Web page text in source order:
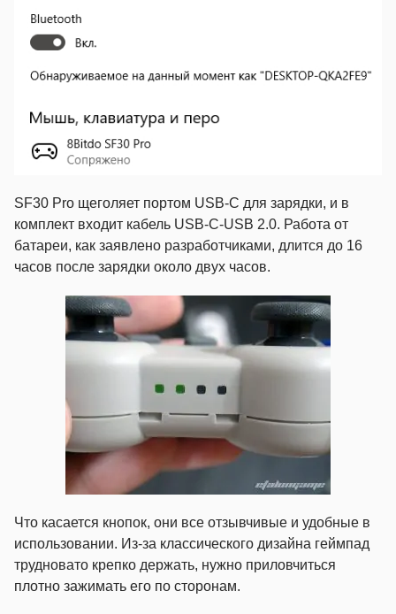
SF30 Pro щеголяет портом USB-C для зарядки, и в
комплект входит кабель USB-C-USB 2.0. Работа от
батареи, как заявлено разработчиками, длится до 16
часов после зарядки около двух часов.
Что касается кнопок, они все отзывчивые и удобные в
использовании. Из-за классического дизайна геймпад
трудновато крепко держать, нужно приловчиться
плотно зажимать его по сторонам.